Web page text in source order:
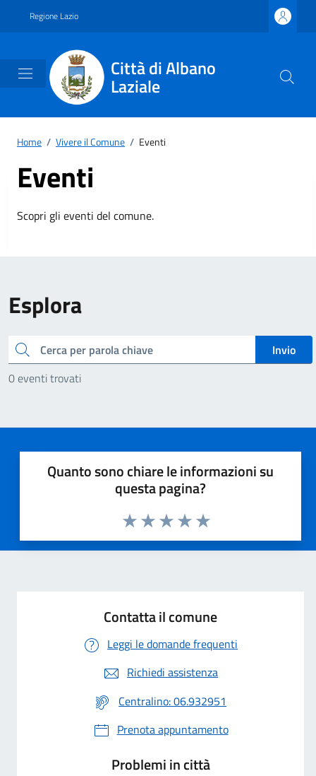
Regione Lazio
Città di Albano
Laziale
Home / Vivere il Comune / Eventi
Eventi
Scopri gli eventi del comune.
Esplora
Cerca
Invio
0 eventi trovati
Quanto sono chiare le informazioni su
questa pagina?
Valuta 5 stelle su 5
Valuta 4 stelle su 5
Valuta 3 stelle su 5
Valuta 2 stelle su 5
Valuta 1 stelle su 5
Contatta il comune
Leggi le domande frequenti
Richiedi assistenza
Centralino: 06.932951
Prenota appuntamento
Problemi in città